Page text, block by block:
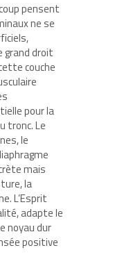
pensent
ne se
grand droit
couche
pour la
tronc. Le
le
mais
la
L’Esprit
adapte le
noyau dur
positive